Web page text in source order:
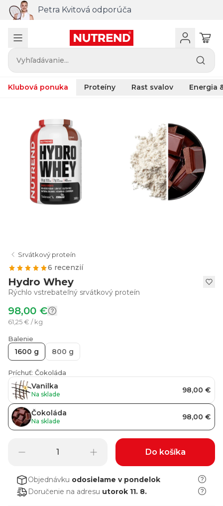
Petra Kvitová odporúča
Vyhľadávanie...
Klubová ponuka Proteíny Rast svalov Energia
Srvátkový proteín
6 recenzií
Hydro Whey
Rýchlo vstrebateľný srvátkový proteín
98,00 €
61,25 € / kg
Balenie
1600 g 800 g
Príchuť: Čokoláda
Vanilka
Na sklade 98,00 €
Čokoláda
Na sklade 98,00 €
Do košíka
Objednávku odosielame v pondelok
Doručenie na adresu utorok 11. 8.